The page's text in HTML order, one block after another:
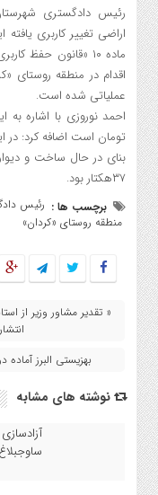
رئیس دادگستری
ماده ۱۰ «قانون
اقدام در منطقه روستای
عملیاتی شده است.
تومان است اضافه کرد: در
بنای در حال ساخت و
۳۷هکتار بود.
برچسب ها : رئیس
منطقه روستای «کردان»
« تقدیر مشاور وزیر از
بهزیستی البرز
نوشته های مشابه
ساوجبلاغ